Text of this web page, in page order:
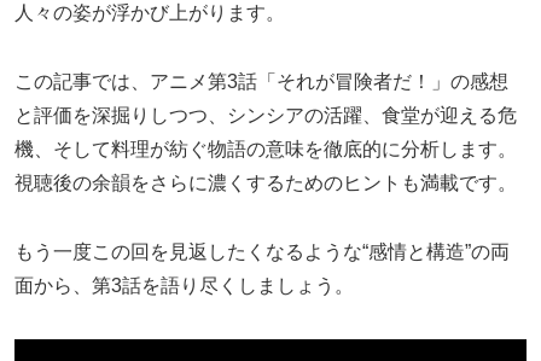
人々の姿が浮かび上がります。
この記事では、アニメ第3話「それが冒険者だ！」の感想
と評価を深掘りしつつ、シンシアの活躍、食堂が迎える危
機、そして料理が紡ぐ物語の意味を徹底的に分析します。
視聴後の余韻をさらに濃くするためのヒントも満載です。
もう一度この回を見返したくなるような“感情と構造”の両
面から、第3話を語り尽くしましょう。